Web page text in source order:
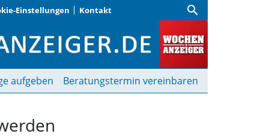
Einstellungen Kontakt search
|
aufgeben Beratungstermin vereinbaren